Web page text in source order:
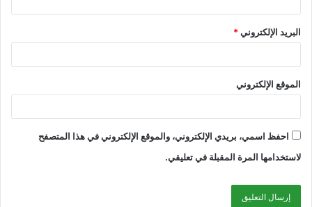
البريد الإلكتروني*
الموقع الإلكتروني
احفظ اسمي، بريدي الإلكتروني، والموقع الإلكتروني في هذا المتصفح
لاستخدامها المرة المقبلة في تعليقي.